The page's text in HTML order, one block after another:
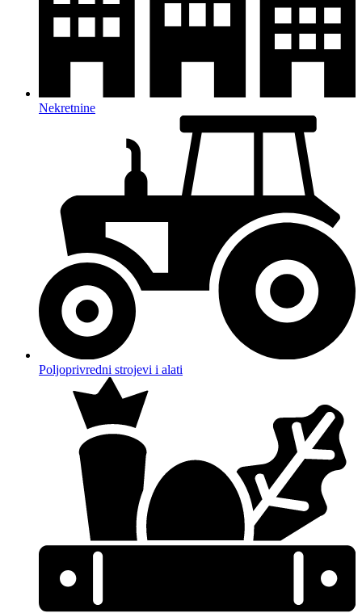
Nekretnine
Poljoprivredni strojevi i alati